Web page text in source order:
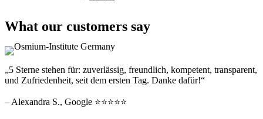
What our customers say
„5 Sterne stehen für: zuverlässig, freundlich, kompetent, transparent,
und Zufriedenheit, seit dem ersten Tag. Danke dafür!“
– Alexandra S., Google ⭐⭐⭐⭐⭐